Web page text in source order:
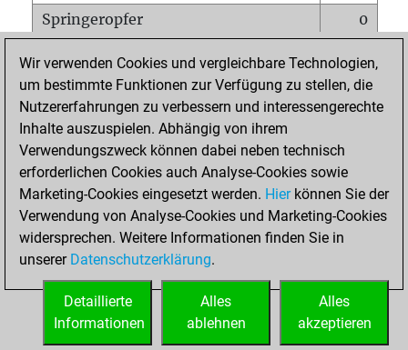
Springeropfer
0
Matt auf vollem Brett
0
Bauer setzt Matt
0
Erstickte Matts
Unterverwandlungen
Türme auf der siebten
0
STARTSEITE
Wir verwenden Cookies und vergleichbare Technologien,
um bestimmte Funktionen zur Verfügung zu stellen, die
Nutzererfahrungen zu verbessern und interessengerechte
Inhalte auszuspielen. Abhängig von ihrem
Verwendungszweck können dabei neben technisch
erforderlichen Cookies auch Analyse-Cookies sowie
Marketing-Cookies eingesetzt werden. Hierkönnen Sie der
Verwendung von Analyse-Cookies und Marketing-Cookies
widersprechen. Weitere Informationen finden Sie in
unserer Datenschutzerklärung.
Alles
akzeptieren
Alles
ablehnen
Detaillierte
Informationen